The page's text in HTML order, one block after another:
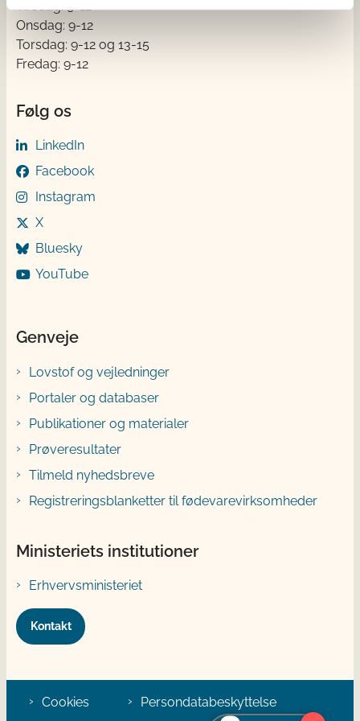
Tirsdag: 9-12
Onsdag: 9-12
Torsdag: 9-12 og 13-15
Fredag: 9-12
Følg os
LinkedIn
Facebook
Instagram
X
Bluesky
YouTube
Genveje
Lovstof og vejledninger
Portaler og databaser
Publikationer og materialer
Prøveresultater
Tilmeld nyhedsbreve
Registreringsblanketter til fødevarevirksomheder
Ministeriets institutioner
Erhvervsministeriet
Kontakt
Cookies Persondatabeskyttelse